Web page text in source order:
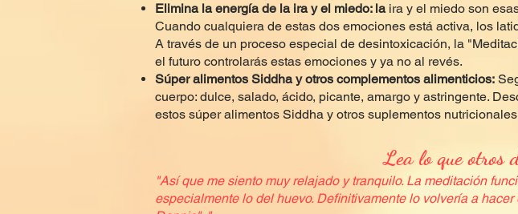
Elimina la energía de la ira y el miedo: laira y el miedo son
Cuando cualquiera de estas dos emociones está activa, los
A través de un proceso especial de desintoxicación, la
el futuro controlarás estas emociones y ya no al revés.
Súper alimentos Siddha y otros complementos alimenticios:
cuerpo: dulce, salado, ácido, picante, amargo y astringente.
estos súper alimentos Siddha y otros suplementos
Lea lo que otros
"Así que me siento muy relajado y tranquilo. La meditación
especialmente lo del huevo. Definitivamente lo volvería a